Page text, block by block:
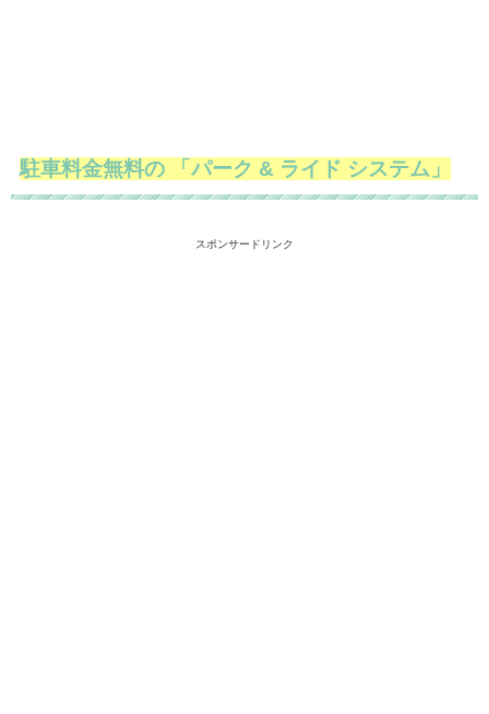
駐車料金無料の 「パーク & ライド システム」
スポンサードリンク